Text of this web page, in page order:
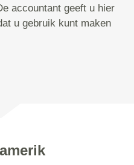
accountant geeft u hier
u gebruik kunt maken